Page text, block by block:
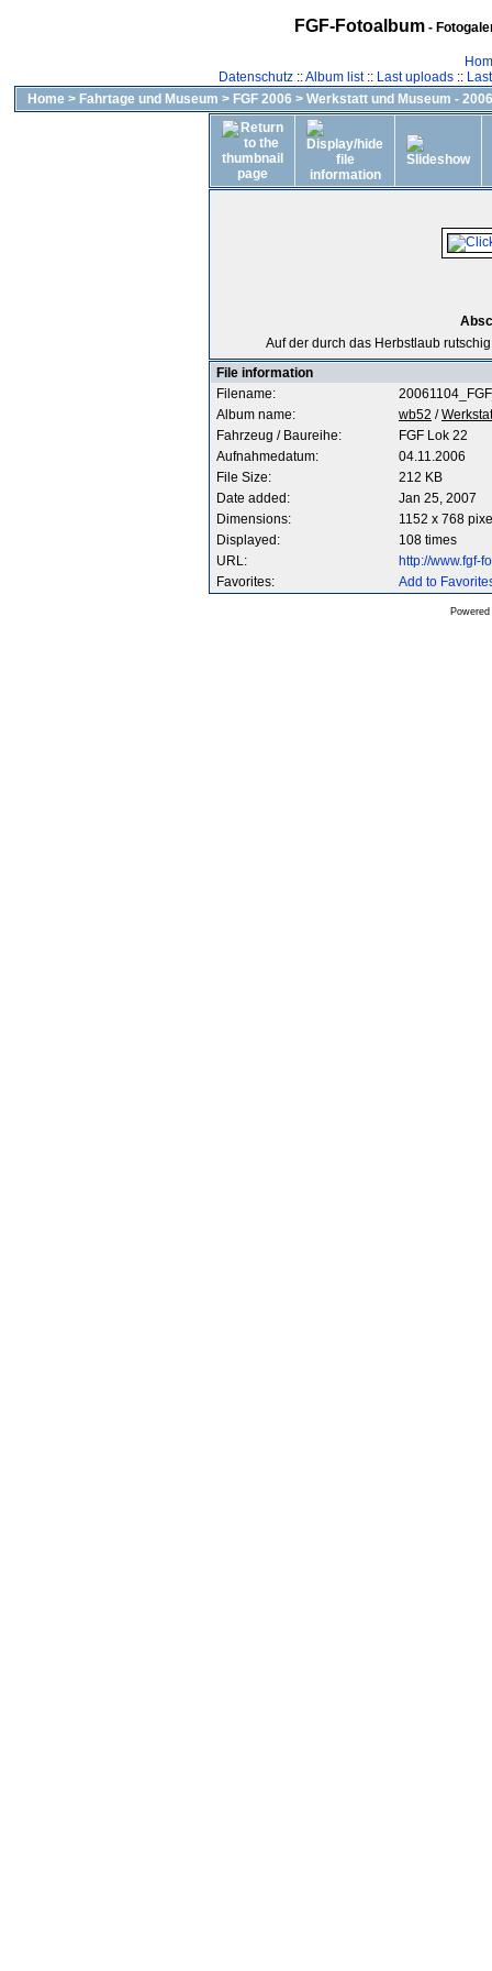
FGF-Fotoalbum-
Datenschutz::Album list:: Last uploads::
Home > Fahrtage und Museum > FGF 2006 > Werkstatt und Museum -
Auf der durch das Herbstlaub
File information
Filename:
Album name:
wb52 /
Fahrzeug / Baureihe:
FGF Lok 22
Aufnahmedatum:
04.11.2006
File Size:
212 KB
Date added:
Jan 25, 2007
Dimensions:
1152 x 768
Displayed:
108 times
URL:
http://www.fgf-
Favorites:
Add to